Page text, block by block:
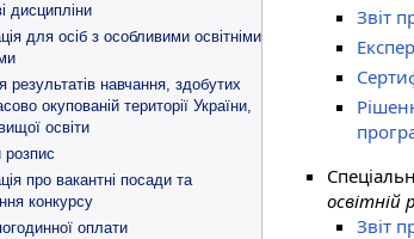
дисципліни
для осіб з особливими освітніми
результатів навчання, здобутих
окупованій території України,
освіти
розпис
про вакантні посади та
конкурсу
оплати
Звіт
освітній
Звіт